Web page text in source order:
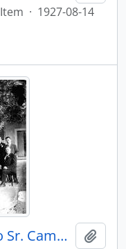
Item · 1927-08-14
Almoço festivo na casa do Sr. Campos